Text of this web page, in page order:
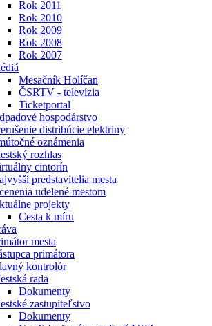
Rok 2011
Rok 2010
Rok 2009
Rok 2008
Rok 2007
Mesačník Holíčan
ČSRTV - televízia
Ticketportal
hospodárstvo
distribúcie elektriny
oznámenia
rozhlas
cintorín
predstavitelia mesta
udelené mestom
projekty
Cesta k míru
mesta
primátora
kontrolór
rada
Dokumenty
zastupiteľstvo
Dokumenty